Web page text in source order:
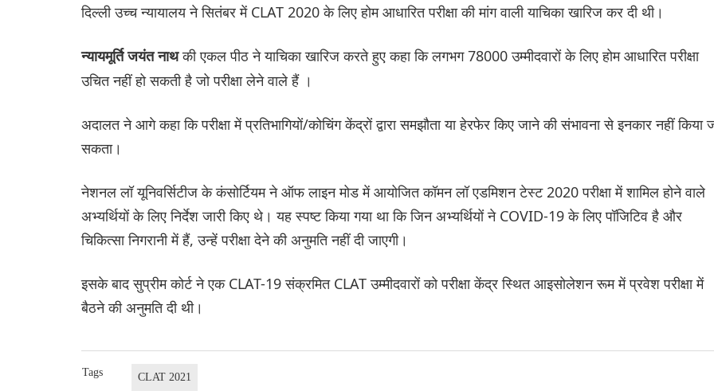
दिल्ली उच्च न्यायालय ने सितंबर में CLAT 2020 के लिए होम आधारित परीक्षा की मांग वाली याचिका खारिज कर दी थी।
न्यायमूर्ति जयंत नाथकी एकल पीठ ने याचिका खारिज करते हुए कहा कि लगभग 78000 उम्मीदवारों के लिए होम आधारित परीक्षा
उचित नहीं हो सकती है जो परीक्षा लेने वाले हैं ।
अदालत ने आगे कहा कि परीक्षा में प्रतिभागियों/कोचिंग केंद्रों द्वारा समझौता या हेरफेर किए जाने की संभावना से इनकार नहीं किया
सकता।
नेशनल लॉ यूनिवर्सिटीज के कंसोर्टियम ने ऑफ लाइन मोड में आयोजित कॉमन लॉ एडमिशन टेस्ट 2020 परीक्षा में शामिल होने वाले
अभ्यर्थियों के लिए निर्देश जारी किए थे। यह स्पष्ट किया गया था कि जिन अभ्यर्थियों ने COVID-19 के लिए पॉजिटिव है और
चिकित्सा निगरानी में हैं, उन्हें परीक्षा देने की अनुमति नहीं दी जाएगी।
इसके बाद सुप्रीम कोर्ट ने एक CLAT-19 संक्रमित CLAT उम्मीदवारों को परीक्षा केंद्र स्थित आइसोलेशन रूम में प्रवेश परीक्षा में
बैठने की अनुमति दी थी।
Tags CLAT 2021